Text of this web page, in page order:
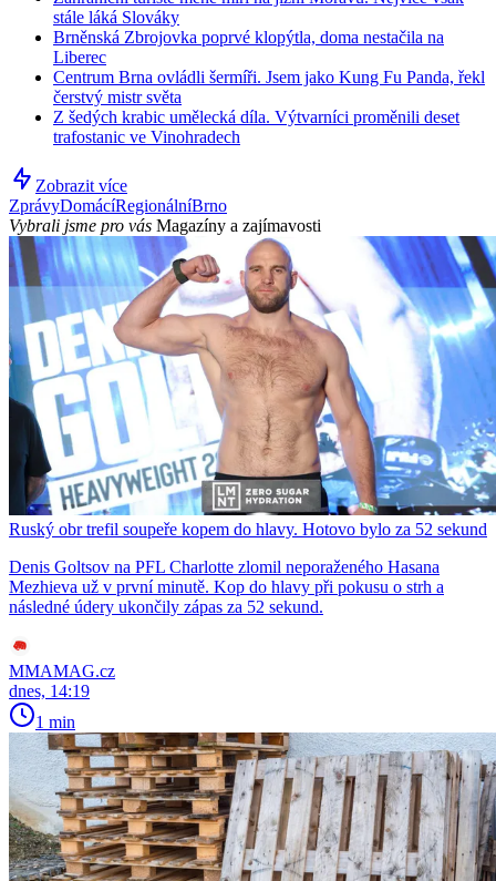
stále láká Slováky
Brněnská Zbrojovka poprvé klopýtla, doma nestačila na
Liberec
Centrum Brna ovládli šermíři. Jsem jako Kung Fu Panda, řekl
čerstvý mistr světa
Z šedých krabic umělecká díla. Výtvarníci proměnili deset
trafostanic ve Vinohradech
Zobrazit více
ZprávyDomácíRegionálníBrno
Vybrali jsme pro vás Magazíny a zajímavosti
Ruský obr trefil soupeře kopem do hlavy. Hotovo bylo za 52 sekund
Denis Goltsov na PFL Charlotte zlomil neporaženého Hasana
Mezhieva už v první minutě. Kop do hlavy při pokusu o strh a
následné údery ukončily zápas za 52 sekund.
MMAMAG.cz
dnes, 14:19
1 min